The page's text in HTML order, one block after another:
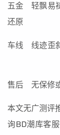
五金 轻飘易
还原
车线 线迹歪
售后 无保修
本文无广测评
询BD潮库客